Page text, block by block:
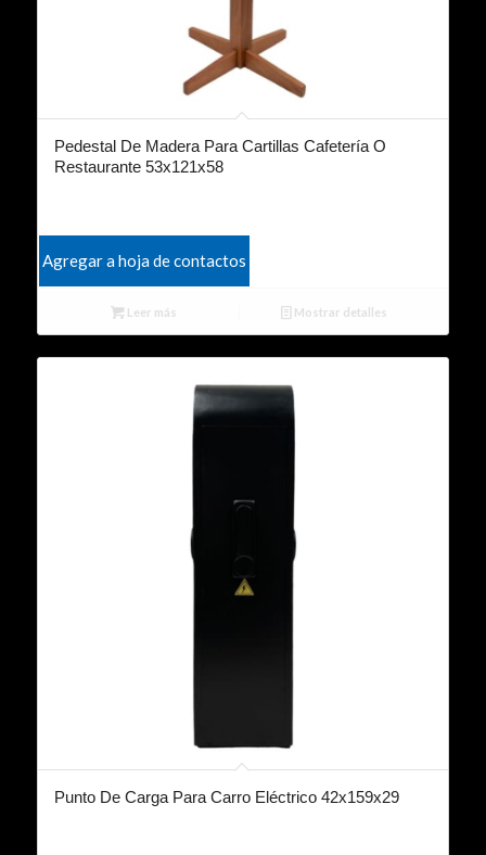
Pedestal De Madera Para Cartillas Cafetería O
Restaurante 53x121x58
Agregar a hoja de contactos
Leer más Mostrar detalles
Punto De Carga Para Carro Eléctrico 42x159x29